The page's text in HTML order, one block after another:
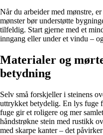
Når du arbeider med mønstre,
mønster bør understøtte
tilfeldig. Start gjerne med et
inngang eller under et vindu –
Materialer og
betydning
Selv små forskjeller i steinens
uttrykket betydelig. En lys fuge
fuge gir et roligere og mer
håndstrøkne stein med rustikk
med skarpe kanter – det